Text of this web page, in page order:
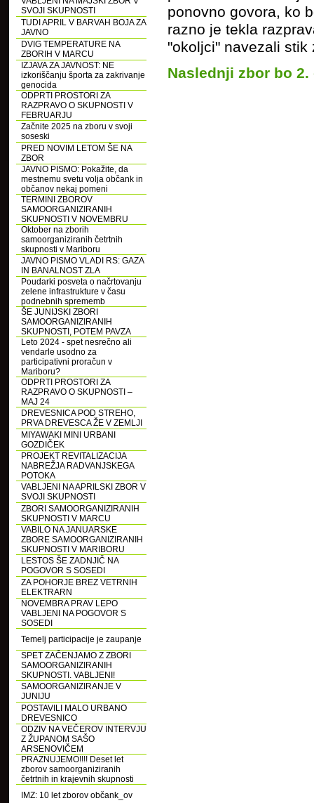
SVOJI SKUPNOSTI
TUDI APRIL V BARVAH BOJA ZA
JAVNO
DVIG TEMPERATURE NA
ZBORIH V MARCU
IZJAVA ZA JAVNOST: NE
izkoriščanju športa za zakrivanje
genocida
ODPRTI PROSTORI ZA
RAZPRAVO O SKUPNOSTI V
FEBRUARJU
Začnite 2025 na zboru v svoji
soseski
PRED NOVIM LETOM ŠE NA
ZBOR
JAVNO PISMO: Pokažite, da
mestnemu svetu volja občank in
občanov nekaj pomeni
TERMINI ZBOROV
SAMOORGANIZIRANIH
SKUPNOSTI V NOVEMBRU
Oktober na zborih
samoorganiziranih četrtnih
skupnosti v Mariboru
JAVNO PISMO VLADI RS: GAZA
IN BANALNOST ZLA
Poudarki posveta o načrtovanju
zelene infrastrukture v času
podnebnih sprememb
ŠE JUNIJSKI ZBORI
SAMOORGANIZIRANIH
SKUPNOSTI, POTEM PAVZA
Leto 2024 - spet nesrečno ali
vendarle usodno za
participativni proračun v
Mariboru?
ODPRTI PROSTORI ZA
RAZPRAVO O SKUPNOSTI –
MAJ 24
DREVESNICA POD STREHO,
PRVA DREVESCA ŽE V ZEMLJI
MIYAWAKI MINI URBANI
GOZDIČEK
PROJEKT REVITALIZACIJA
NABREŽJA RADVANJSKEGA
POTOKA
VABLJENI NA APRILSKI ZBOR V
SVOJI SKUPNOSTI
ZBORI SAMOORGANIZIRANIH
SKUPNOSTI V MARCU
VABILO NA JANUARSKE
ZBORE SAMOORGANIZIRANIH
SKUPNOSTI V MARIBORU
LESTOS ŠE ZADNJIČ NA
POGOVOR S SOSEDI
ZA POHORJE BREZ VETRNIH
ELEKTRARN
NOVEMBRA PRAV LEPO
VABLJENI NA POGOVOR S
SOSEDI
Temelj participacije je zaupanje
SPET ZAČENJAMO Z ZBORI
SAMOORGANIZIRANIH
SKUPNOSTI. VABLJENI!
SAMOORGANIZIRANJE V
JUNIJU
POSTAVILI MALO URBANO
DREVESNICO
ODZIV NA VEČEROV INTERVJU
Z ŽUPANOM SAŠO
ARSENOVIČEM
PRAZNUJEMO!!!! Deset let
zborov samoorganiziranih
četrtnih in krajevnih skupnosti
IMZ: 10 let zborov občank_ov
ponovno govora, ko
razno je tekla
"okoljci" navezali
Naslednji zbor bo